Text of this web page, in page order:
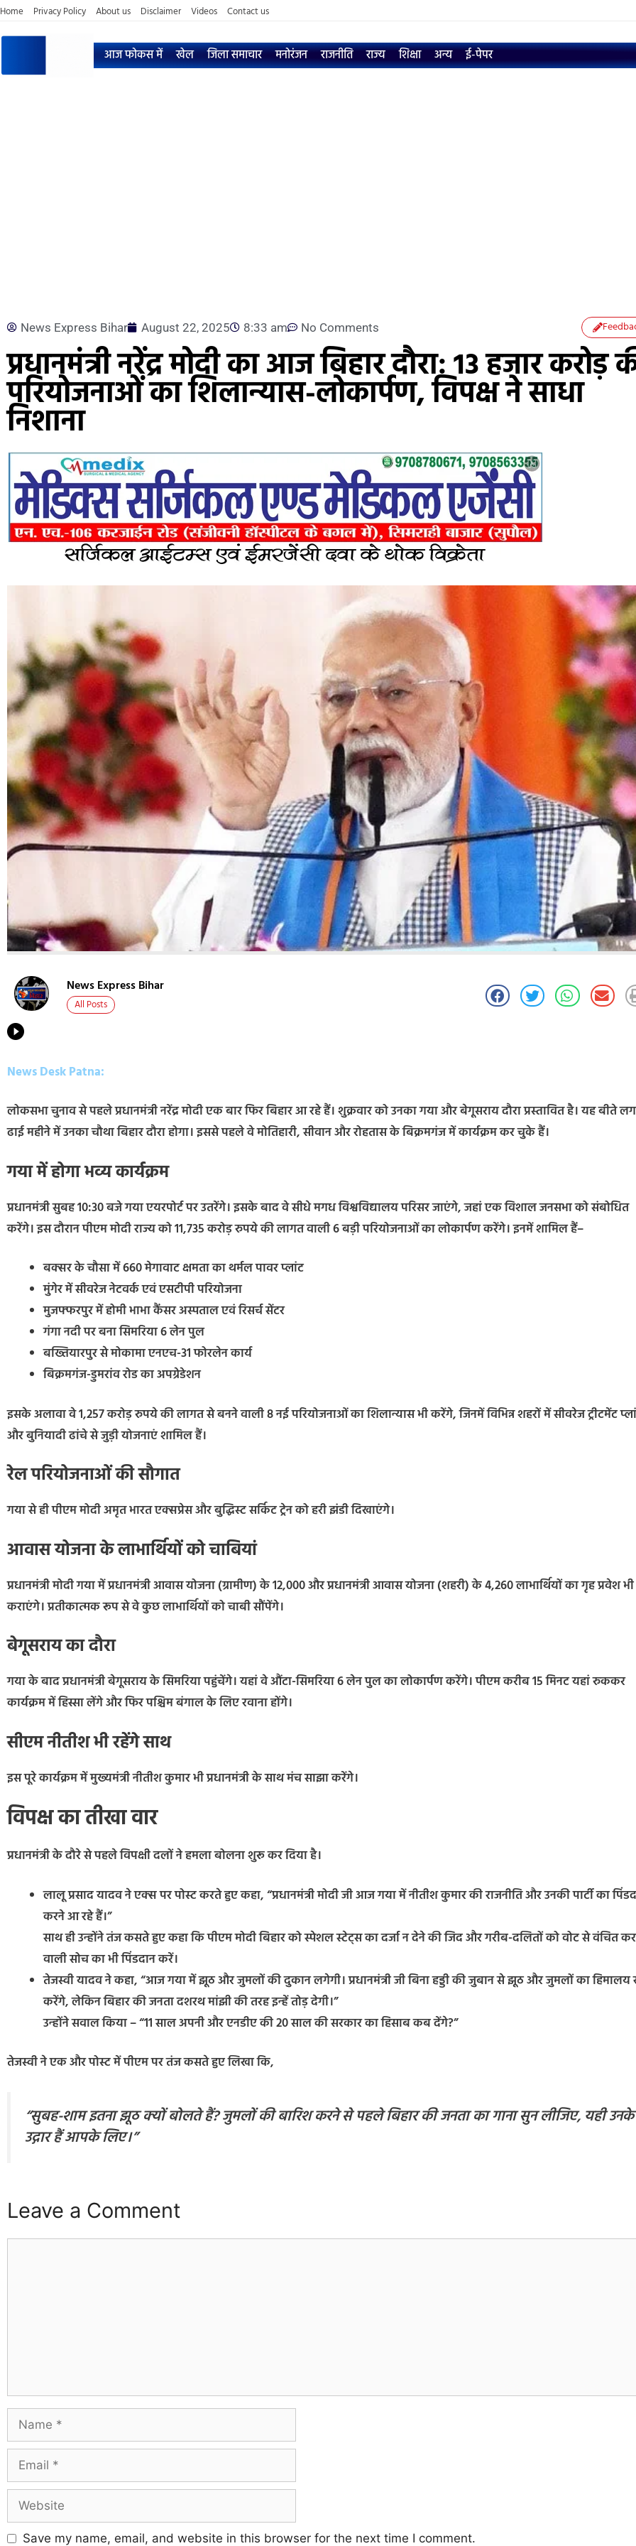
Home Privacy Policy About us Disclaimer Videos Contact us
आज फोकस में खेल जिला समाचार मनोरंजन राजनीति राज्य शिक्षा अन्य ई-पेपर
News Express Bihar August 22, 2025 8:33 am No Comments
प्रधानमंत्री नरेंद्र मोदी का आज बिहार दौरा: 13 हजार करोड़
परियोजनाओं का शिलान्यास-लोकार्पण, विपक्ष ने साधा
निशाना
News Express Bihar
All Posts
News Desk Patna:
लोकसभा चुनाव से पहले प्रधानमंत्री नरेंद्र मोदी एक बार फिर बिहार आ रहे हैं। शुक्रवार को उनका गया और बेगूसराय दौरा प्रस्तावित है। यह बीते
ढाई महीने में उनका चौथा बिहार दौरा होगा। इससे पहले वे मोतिहारी, सीवान और रोहतास के बिक्रमगंज में कार्यक्रम कर चुके हैं।
गया में होगा भव्य कार्यक्रम
प्रधानमंत्री सुबह 10:30 बजे गया एयरपोर्ट पर उतरेंगे। इसके बाद वे सीधे मगध विश्वविद्यालय परिसर जाएंगे, जहां एक विशाल जनसभा को संबोधित
करेंगे। इस दौरान पीएम मोदी राज्य को 11,735 करोड़ रुपये की लागत वाली 6 बड़ी परियोजनाओं का लोकार्पण करेंगे। इनमें शामिल हैं–
बक्सर के चौसा में 660 मेगावाट क्षमता का थर्मल पावर प्लांट
मुंगेर में सीवरेज नेटवर्क एवं एसटीपी परियोजना
मुजफ्फरपुर में होमी भाभा कैंसर अस्पताल एवं रिसर्च सेंटर
गंगा नदी पर बना सिमरिया 6 लेन पुल
बख्तियारपुर से मोकामा एनएच-31 फोरलेन कार्य
बिक्रमगंज-डुमरांव रोड का अपग्रेडेशन
इसके अलावा वे 1,257 करोड़ रुपये की लागत से बनने वाली 8 नई परियोजनाओं का शिलान्यास भी करेंगे, जिनमें विभिन्न शहरों में सीवरेज ट्रीटमेंट
और बुनियादी ढांचे से जुड़ी योजनाएं शामिल हैं।
रेल परियोजनाओं की सौगात
गया से ही पीएम मोदी अमृत भारत एक्सप्रेस और बुद्धिस्ट सर्किट ट्रेन को हरी झंडी दिखाएंगे।
आवास योजना के लाभार्थियों को चाबियां
प्रधानमंत्री मोदी गया में प्रधानमंत्री आवास योजना (ग्रामीण) के 12,000 और प्रधानमंत्री आवास योजना (शहरी) के 4,260 लाभार्थियों का गृह प्रवेश भी
कराएंगे। प्रतीकात्मक रूप से वे कुछ लाभार्थियों को चाबी सौंपेंगे।
बेगूसराय का दौरा
गया के बाद प्रधानमंत्री बेगूसराय के सिमरिया पहुंचेंगे। यहां वे औंटा-सिमरिया 6 लेन पुल का लोकार्पण करेंगे। पीएम करीब 15 मिनट यहां रुककर
कार्यक्रम में हिस्सा लेंगे और फिर पश्चिम बंगाल के लिए रवाना होंगे।
सीएम नीतीश भी रहेंगे साथ
इस पूरे कार्यक्रम में मुख्यमंत्री नीतीश कुमार भी प्रधानमंत्री के साथ मंच साझा करेंगे।
विपक्ष का तीखा वार
प्रधानमंत्री के दौरे से पहले विपक्षी दलों ने हमला बोलना शुरू कर दिया है।
लालू प्रसाद यादव ने एक्स पर पोस्ट करते हुए कहा, “प्रधानमंत्री मोदी जी आज गया में नीतीश कुमार की राजनीति और उनकी पार्टी का
करने आ रहे हैं।”
साथ ही उन्होंने तंज कसते हुए कहा कि पीएम मोदी बिहार को स्पेशल स्टेट्स का दर्जा न देने की जिद और गरीब-दलितों को वोट से वंचित
वाली सोच का भी पिंडदान करें।
तेजस्वी यादव ने कहा, “आज गया में झूठ और जुमलों की दुकान लगेगी। प्रधानमंत्री जी बिना हड्डी की जुबान से झूठ और जुमलों का हिमालय
करेंगे, लेकिन बिहार की जनता दशरथ मांझी की तरह इन्हें तोड़ देगी।”
उन्होंने सवाल किया – “11 साल अपनी और एनडीए की 20 साल की सरकार का हिसाब कब देंगे?”
तेजस्वी ने एक और पोस्ट में पीएम पर तंज कसते हुए लिखा कि,
“सुबह-शाम इतना झूठ क्यों बोलते हैं? जुमलों की बारिश करने से पहले बिहार की जनता का गाना सुन लीजिए, यही उनके
उद्गार हैं आपके लिए।”
Leave a Comment
Save my name, email, and website in this browser for the next time I comment.